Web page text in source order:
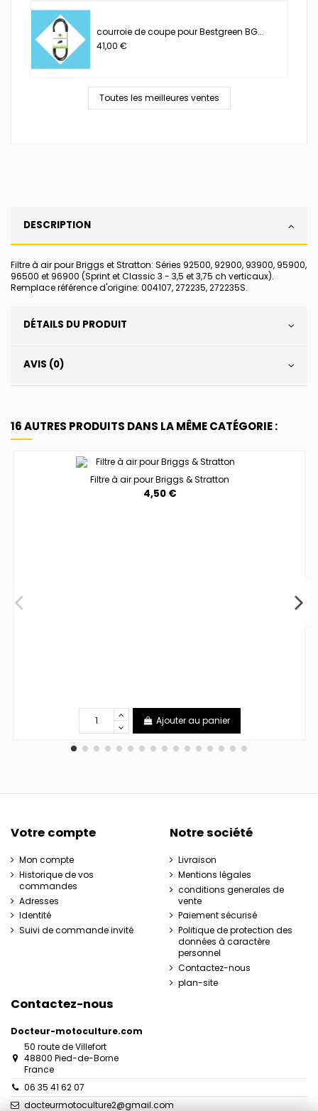
courroie de coupe pour Bestgreen BG...
41,00 €
Toutes les meilleures ventes
DESCRIPTION
Filtre à air pour Briggs et Stratton: Séries 92500, 92900, 93900, 95900,
96500 et 96900 (Sprint et Classic 3 - 3,5 et 3,75 ch verticaux).
Remplace référence d'origine: 004107, 272235, 272235S.
DÉTAILS DU PRODUIT
AVIS (0)
16 AUTRES PRODUITS DANS LA MÊME CATÉGORIE :
Filtre à air pour Briggs & Stratton
4,50 €
Ajouter au panier
Votre compte
Mon compte
Historique de vos
commandes
Adresses
Identité
Suivi de commande invité
Notre société
Livraison
Mentions légales
conditions generales de
vente
Paiement sécurisé
Politique de protection des
données à caractère
personnel
Contactez-nous
plan-site
Contactez-nous
Docteur-motoculture.com
50 route de Villefort
48800 Pied-de-Borne
France
06 35 41 62 07
docteurmotoculture2@gmail.com